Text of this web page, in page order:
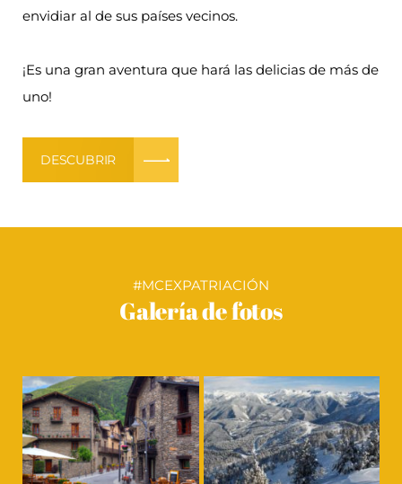
envidiar al de sus países vecinos.
¡Es una gran aventura que hará las delicias de más de
uno!
DESCUBRIR
#MCEXPATRIACIÓN
Galería de fotos